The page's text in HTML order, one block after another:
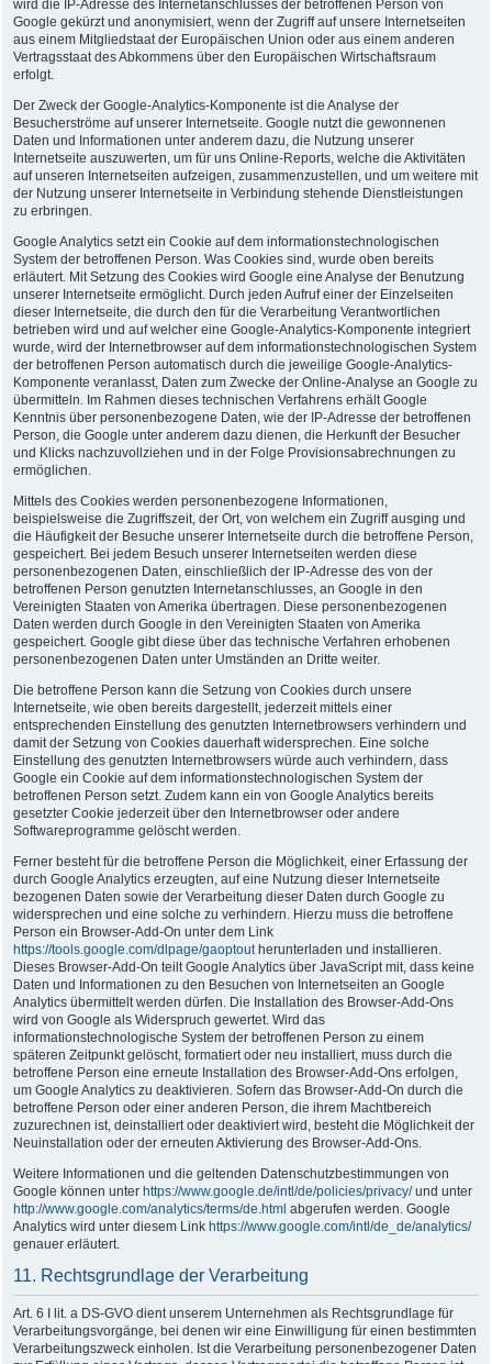
wird die IP-Adresse des Internetanschlusses der betroffenen Person von
Google gekürzt und anonymisiert, wenn der Zugriff auf unsere Internetseiten
aus einem Mitgliedstaat der Europäischen Union oder aus einem anderen
Vertragsstaat des Abkommens über den Europäischen Wirtschaftsraum
erfolgt.
Der Zweck der Google-Analytics-Komponente ist die Analyse der
Besucherströme auf unserer Internetseite. Google nutzt die gewonnenen
Daten und Informationen unter anderem dazu, die Nutzung unserer
Internetseite auszuwerten, um für uns Online-Reports, welche die Aktivitäten
auf unseren Internetseiten aufzeigen, zusammenzustellen, und um weitere mit
der Nutzung unserer Internetseite in Verbindung stehende Dienstleistungen
zu erbringen.
Google Analytics setzt ein Cookie auf dem informationstechnologischen
System der betroffenen Person. Was Cookies sind, wurde oben bereits
erläutert. Mit Setzung des Cookies wird Google eine Analyse der Benutzung
unserer Internetseite ermöglicht. Durch jeden Aufruf einer der Einzelseiten
dieser Internetseite, die durch den für die Verarbeitung Verantwortlichen
betrieben wird und auf welcher eine Google-Analytics-Komponente integriert
wurde, wird der Internetbrowser auf dem informationstechnologischen System
der betroffenen Person automatisch durch die jeweilige Google-Analytics-
Komponente veranlasst, Daten zum Zwecke der Online-Analyse an Google zu
übermitteln. Im Rahmen dieses technischen Verfahrens erhält Google
Kenntnis über personenbezogene Daten, wie der IP-Adresse der betroffenen
Person, die Google unter anderem dazu dienen, die Herkunft der Besucher
und Klicks nachzuvollziehen und in der Folge Provisionsabrechnungen zu
ermöglichen.
Mittels des Cookies werden personenbezogene Informationen,
beispielsweise die Zugriffszeit, der Ort, von welchem ein Zugriff ausging und
die Häufigkeit der Besuche unserer Internetseite durch die betroffene Person,
gespeichert. Bei jedem Besuch unserer Internetseiten werden diese
personenbezogenen Daten, einschließlich der IP-Adresse des von der
betroffenen Person genutzten Internetanschlusses, an Google in den
Vereinigten Staaten von Amerika übertragen. Diese personenbezogenen
Daten werden durch Google in den Vereinigten Staaten von Amerika
gespeichert. Google gibt diese über das technische Verfahren erhobenen
personenbezogenen Daten unter Umständen an Dritte weiter.
Die betroffene Person kann die Setzung von Cookies durch unsere
Internetseite, wie oben bereits dargestellt, jederzeit mittels einer
entsprechenden Einstellung des genutzten Internetbrowsers verhindern und
damit der Setzung von Cookies dauerhaft widersprechen. Eine solche
Einstellung des genutzten Internetbrowsers würde auch verhindern, dass
Google ein Cookie auf dem informationstechnologischen System der
betroffenen Person setzt. Zudem kann ein von Google Analytics bereits
gesetzter Cookie jederzeit über den Internetbrowser oder andere
Softwareprogramme gelöscht werden.
Ferner besteht für die betroffene Person die Möglichkeit, einer Erfassung der
durch Google Analytics erzeugten, auf eine Nutzung dieser Internetseite
bezogenen Daten sowie der Verarbeitung dieser Daten durch Google zu
widersprechen und eine solche zu verhindern. Hierzu muss die betroffene
Person ein Browser-Add-On unter dem Link
https://tools.google.com/dlpage/gaoptoutherunterladen und installieren.
Dieses Browser-Add-On teilt Google Analytics über JavaScript mit, dass keine
Daten und Informationen zu den Besuchen von Internetseiten an Google
Analytics übermittelt werden dürfen. Die Installation des Browser-Add-Ons
wird von Google als Widerspruch gewertet. Wird das
informationstechnologische System der betroffenen Person zu einem
späteren Zeitpunkt gelöscht, formatiert oder neu installiert, muss durch die
betroffene Person eine erneute Installation des Browser-Add-Ons erfolgen,
um Google Analytics zu deaktivieren. Sofern das Browser-Add-On durch die
betroffene Person oder einer anderen Person, die ihrem Machtbereich
zuzurechnen ist, deinstalliert oder deaktiviert wird, besteht die Möglichkeit der
Neuinstallation oder der erneuten Aktivierung des Browser-Add-Ons.
Weitere Informationen und die geltenden Datenschutzbestimmungen von
Google können unter https://www.google.de/intl/de/policies/privacy/und unter
http://www.google.com/analytics/terms/de.html abgerufen werden. Google
Analytics wird unter diesem Link https://www.google.com/intl/de_de/analytics/
genauer erläutert.
11. Rechtsgrundlage der Verarbeitung
Art. 6 I lit. a DS-GVO dient unserem Unternehmen als Rechtsgrundlage für
Verarbeitungsvorgänge, bei denen wir eine Einwilligung für einen bestimmten
Verarbeitungszweck einholen. Ist die Verarbeitung personenbezogener Daten